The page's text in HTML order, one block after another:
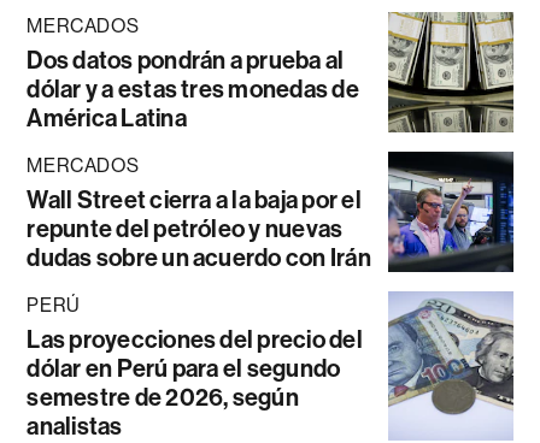
MERCADOS
Dos datos pondrán a prueba al
dólar y a estas tres monedas de
América Latina
MERCADOS
Wall Street cierra a la baja por el
repunte del petróleo y nuevas
dudas sobre un acuerdo con Irán
PERÚ
Las proyecciones del precio del
dólar en Perú para el segundo
semestre de 2026, según
analistas